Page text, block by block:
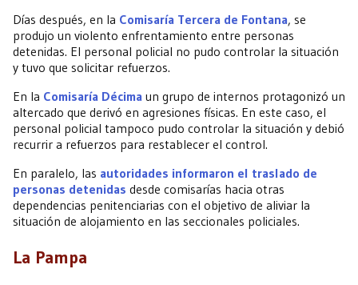
Días después, en la Comisaría Tercera de Fontana, se
produjo un violento enfrentamiento entre personas
detenidas. El personal policial no pudo controlar la situación
y tuvo que solicitar refuerzos.
En la Comisaría Décima un grupo de internos protagonizó un
altercado que derivó en agresiones físicas. En este caso, el
personal policial tampoco pudo controlar la situación y debió
recurrir a refuerzos para restablecer el control.
En paralelo, las autoridades informaron el traslado de
personas detenidas desde comisarías hacia otras
dependencias penitenciarias con el objetivo de aliviar la
situación de alojamiento en las seccionales policiales.
La Pampa